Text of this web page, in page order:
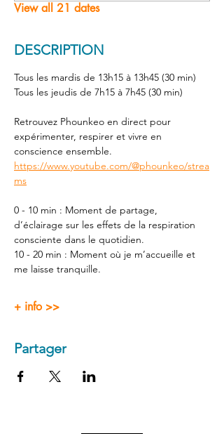
View all 21 dates
DESCRIPTION
Tous les mardis de 13h15 à 13h45 (30 min)
Tous les jeudis de 7h15 à 7h45 (30 min)
Retrouvez Phounkeo en direct pour
expérimenter, respirer et vivre en
conscience ensemble.
https://www.youtube.com/@phounkeo/strea
ms
0 - 10 min : Moment de partage,
d’éclairage sur les effets de la respiration
consciente dans le quotidien.
10 - 20 min : Moment où je m’accueille et
me laisse tranquille.
+ info >>
Partager